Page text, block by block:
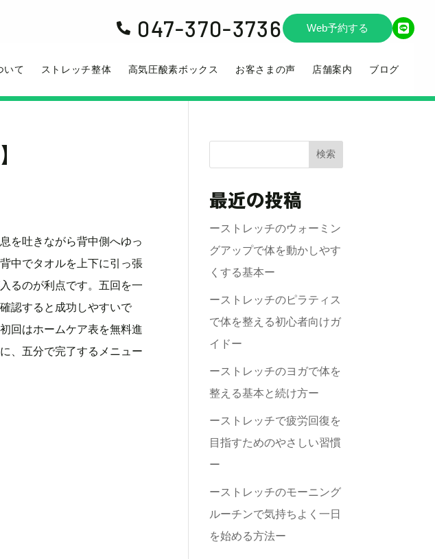
 047-370-3736 Web予約する
いて ストレッチ整体 高気圧酸素ボックス お客さまの声 店舗案内 ブログ
を吐きながら背中側へゆっ
中でタオルを上下に引っ張
るのが利点です。五回を一
認すると成功しやすいで
回はホームケア表を無料進
、五分で完了するメニュー
検索
最近の投稿
ーストレッチのウォーミン
グアップで体を動かしやす
くする基本ー
ーストレッチのピラティス
で体を整える初心者向けガ
イドー
ーストレッチのヨガで体を
整える基本と続け方ー
ーストレッチで疲労回復を
目指すためのやさしい習慣
ー
ーストレッチのモーニング
ルーチンで気持ちよく一日
を始める方法ー